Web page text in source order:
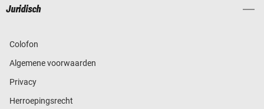
Juridisch
Colofon
Algemene voorwaarden
Privacy
Herroepingsrecht